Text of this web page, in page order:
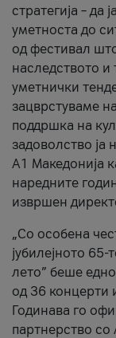
стратегија – да
уметноста до
од фестивал
наследството и
уметнички
зацврстуваме
поддршка на
задоволство ја
A1 Македонија
наредните
извршен
„Со особена
јубилејното
лето” беше
од 36 концерти
Годинава го
партнерство